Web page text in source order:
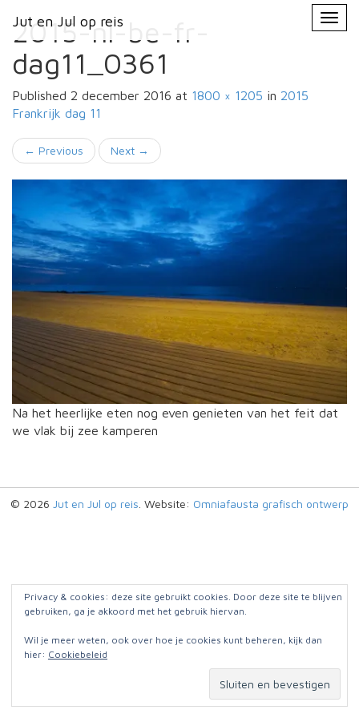
Jut en Jul op reis
Primary
Menu
Jut en Jul op reis
2015-nl-be-fr-
dag11_0361
Published 2 december 2016 at 1800 × 1205 in 2015
Frankrijk dag 11
← Previous Next →
Na het heerlijke eten nog even genieten van het feit dat
we vlak bij zee kamperen
© 2026 Jut en Jul op reis . Website: Omniafausta grafisch ontwerp
Privacy & cookies: deze site gebruikt cookies. Door deze site te blijven
gebruiken, ga je akkoord met het gebruik hiervan.
Wil je meer weten, ook over hoe je cookies kunt beheren, kijk dan
hier: Cookiebeleid